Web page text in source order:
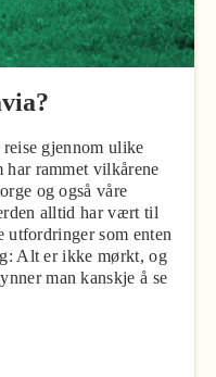
gjennom ulike
rammet vilkårene
og også våre
alltid har vært til
som enten
Alt er ikke mørkt, og
man kanskje å se